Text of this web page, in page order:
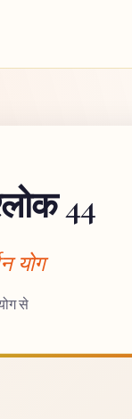
44
योग
से